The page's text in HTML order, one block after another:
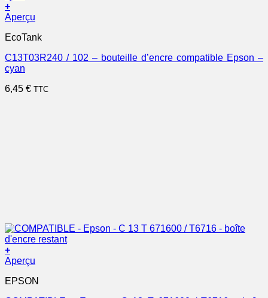
+
Aperçu
EcoTank
C13T03R240 / 102 – bouteille d’encre compatible Epson –
cyan
6,45 € TTC
+
Aperçu
EPSON